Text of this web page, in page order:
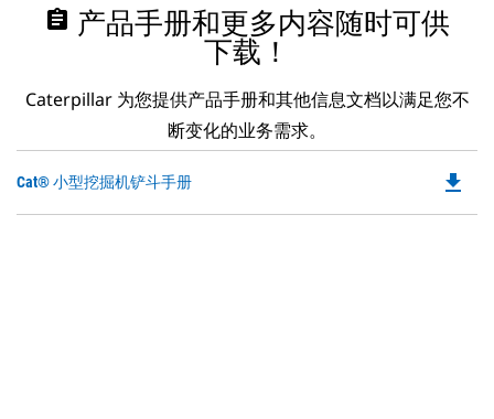
assignment 产品手册和更多内容随时可供
下载！
Caterpillar 为您提供产品手册和其他信息文档以满足您不
断变化的业务需求。
Cat® 小型挖掘机铲斗手册 file_download